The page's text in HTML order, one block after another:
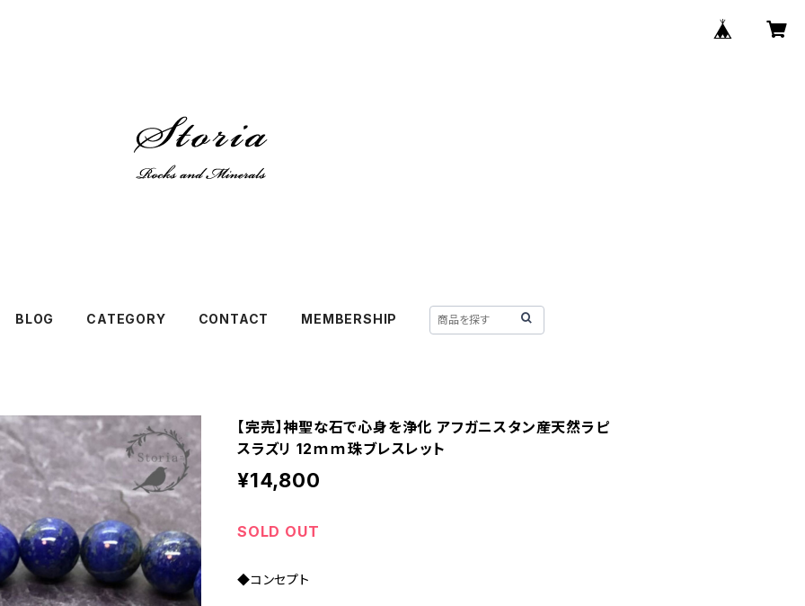
BLOG CATEGORY CONTACT MEMBERSHIP
【完売】神聖な石で心身を浄化 アフガニスタン産天然ラピ
スラズリ 12ｍｍ珠ブレスレット
¥14,800
SOLD OUT
◆コンセプト